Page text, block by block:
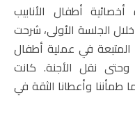
أخصائية أطفال الأنابيب
الجلسة الأولى، شرحت
المتبعة في عملية أطفال
وحتى نقل الأجنة. كانت
طمأننا وأعطانا الثقة في